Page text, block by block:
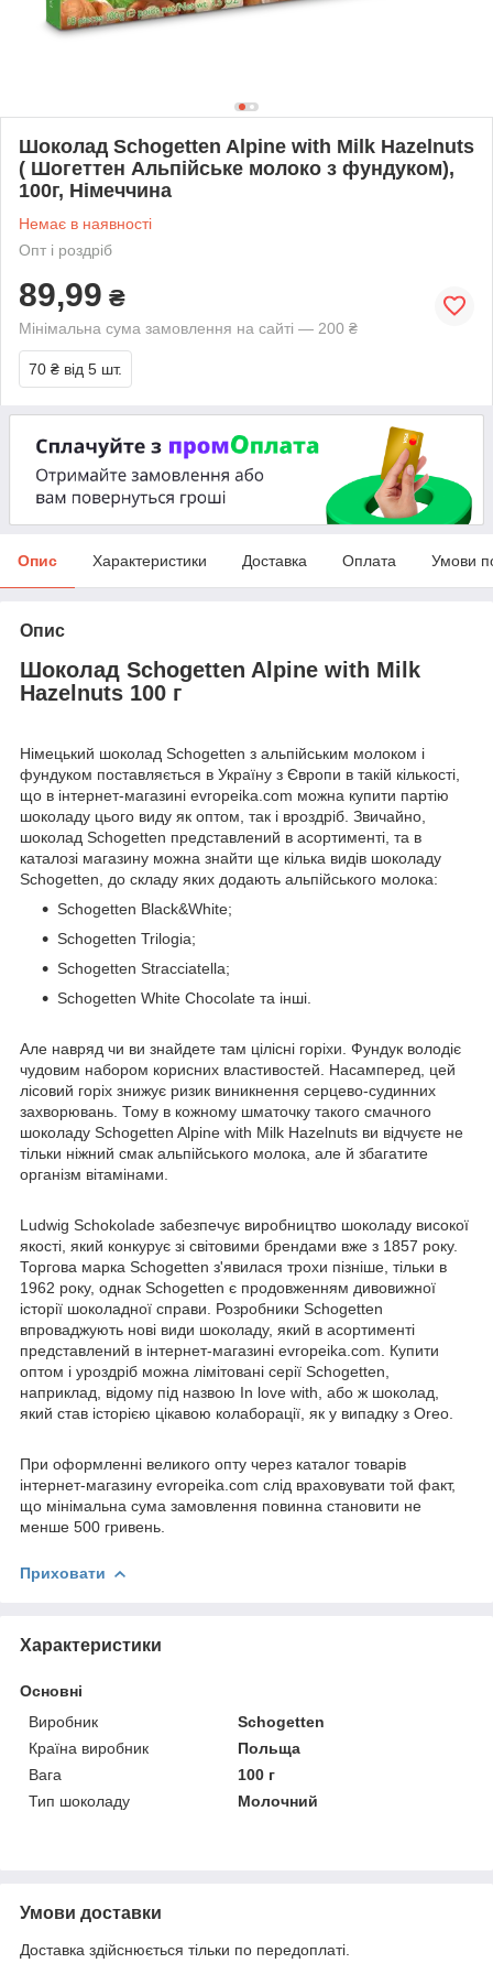
Шоколад Schogetten Alpine with Milk Hazelnuts
( Шогеттен Альпійське молоко з фундуком),
100г, Німеччина
Немає в наявності
Опт і роздріб
89,99 ₴
Мінімальна сума замовлення на сайті — 200 ₴
70 ₴ від 5 шт.
Опис Характеристики Доставка Оплата Умови
Опис
Шоколад Schogetten Alpine with Milk
Hazelnuts 100 г
Німецький шоколад Schogetten з альпійським молоком і
фундуком поставляється в Україну з Європи в такій кількості,
що в інтернет-магазині evropeika.com можна купити партію
шоколаду цього виду як оптом, так і вроздріб. Звичайно,
шоколад Schogetten представлений в асортименті, та в
каталозі магазину можна знайти ще кілька видів шоколаду
Schogetten, до складу яких додають альпійського молока:
Schogetten Black&White;
Schogetten Trilogia;
Schogetten Stracciatella;
Schogetten White Chocolate та інші.
Але навряд чи ви знайдете там цілісні горіхи. Фундук володіє
чудовим набором корисних властивостей. Насамперед, цей
лісовий горіх знижує ризик виникнення серцево-судинних
захворювань. Тому в кожному шматочку такого смачного
шоколаду Schogetten Alpine with Milk Hazelnuts ви відчуєте не
тільки ніжний смак альпійського молока, але й збагатите
організм вітамінами.
Ludwig Schokolade забезпечує виробництво шоколаду високої
якості, який конкурує зі світовими брендами вже з 1857 року.
Торгова марка Schogetten з'явилася трохи пізніше, тільки в
1962 року, однак Schogetten є продовженням дивовижної
історії шоколадної справи. Розробники Schogetten
впроваджують нові види шоколаду, який в асортименті
представлений в інтернет-магазині evropeika.com. Купити
оптом і уроздріб можна лімітовані серії Schogetten,
наприклад, відому під назвою In love with, або ж шоколад,
який став історією цікавою колаборації, як у випадку з Oreo.
При оформленні великого опту через каталог товарів
інтернет-магазину evropeika.com слід враховувати той факт,
що мінімальна сума замовлення повинна становити не
менше 500 гривень.
Приховати
Характеристики
Основні
Виробник
Schogetten
Країна виробник
Польща
Вага
100 г
Тип шоколаду
Молочний
Умови доставки
Доставка здійснюється тільки по передоплаті.